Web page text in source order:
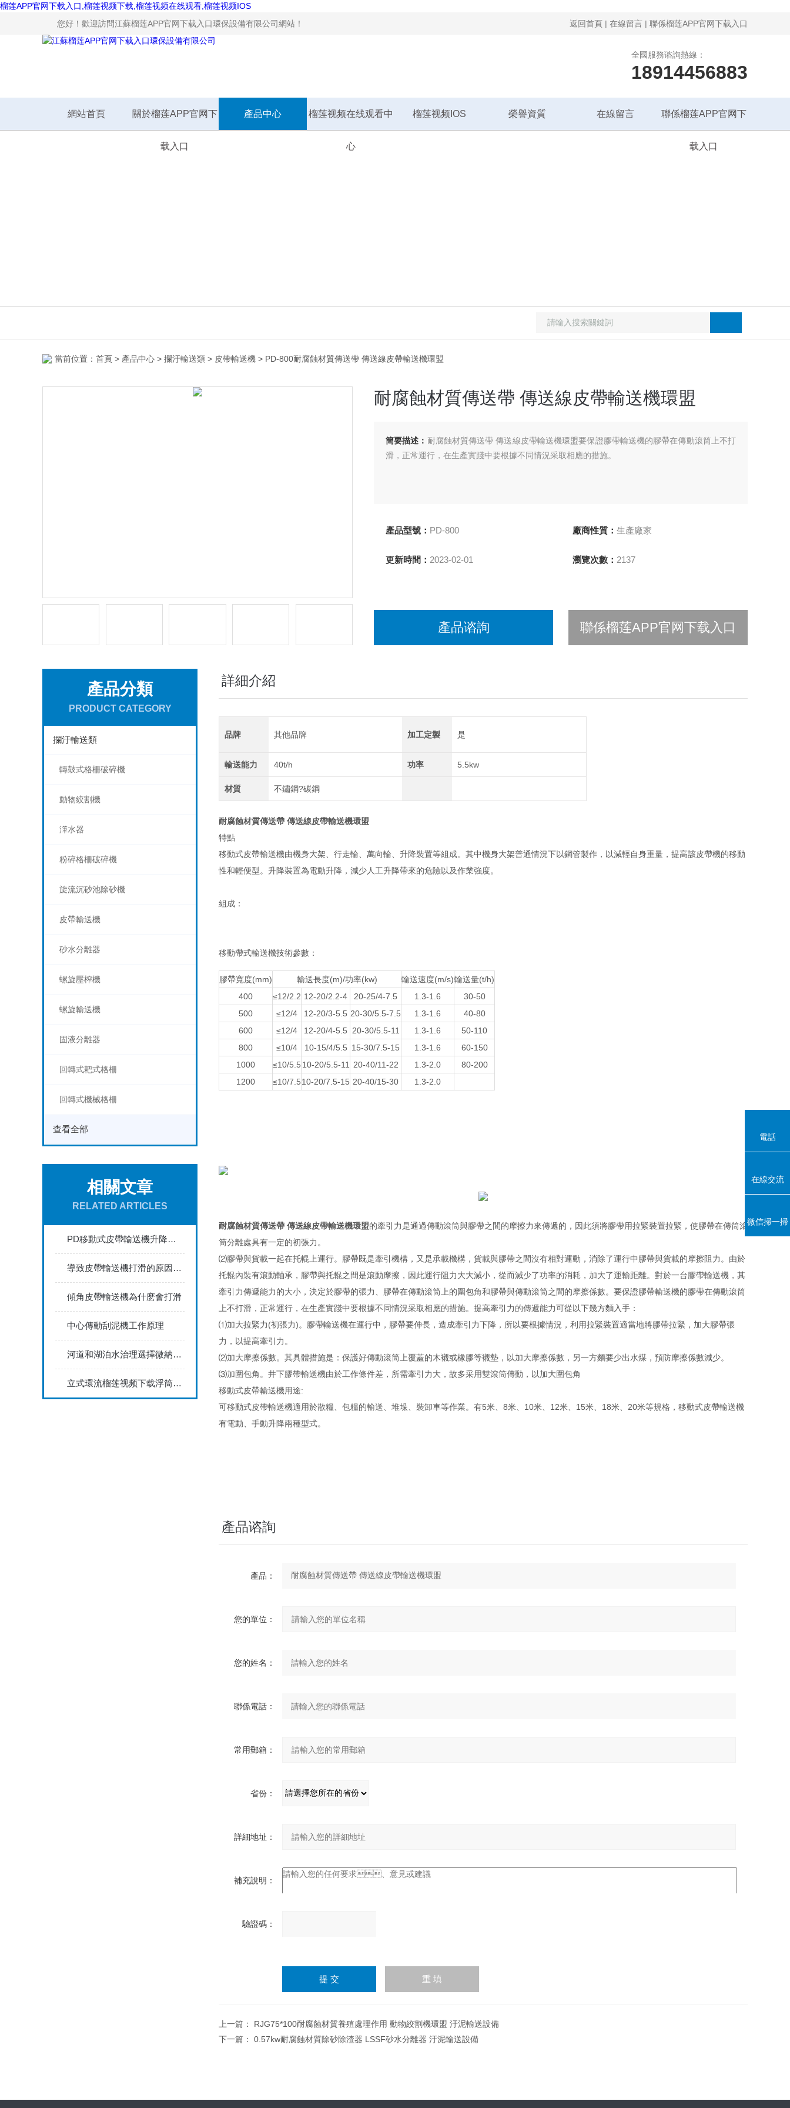
榴莲APP官网下载入口,榴莲视频下载,榴莲视频在线观看,榴莲视频IOS
您好！歡迎訪問江蘇榴莲APP官网下载入口環保設備有限公司網站！
返回首頁 | 在線留言 | 聯係榴莲APP官网下载入口
全國服務谘詢熱線：
18914456883
網站首頁 關於榴莲APP官网下
载入口
產品中心 榴莲视频在线观看中
心
榴莲视频IOS 榮譽資質 在線留言 聯係榴莲APP官网下
载入口
當前位置： 首頁 > 產品中心 > 攔汙輸送類 > 皮帶輸送機 > PD-800耐腐蝕材質傳送帶 傳送線皮帶輸送機環盟
耐腐蝕材質傳送帶 傳送線皮帶輸送機環盟
簡要描述： 耐腐蝕材質傳送帶 傳送線皮帶輸送機環盟要保證膠帶輸送機的膠帶在傳動滾筒上不打
滑，正常運行，在生產實踐中要根據不同情況采取相應的措施。
產品型號： PD-800 廠商性質： 生產廠家
更新時間： 2023-02-01 瀏覽次數： 2137
產品谘詢 聯係榴莲APP官网下载入口
產品分類
PRODUCT CATEGORY
攔汙輸送類
轉鼓式格柵破碎機
動物絞割機
潷水器
粉碎格柵破碎機
旋流沉砂池除砂機
皮帶輸送機
砂水分離器
螺旋壓榨機
螺旋輸送機
固液分離器
回轉式耙式格柵
回轉式機械格柵
查看全部
相關文章
RELATED ARTICLES
PD移動式皮帶輸送機升降裝置的潤滑要點
導致皮帶輸送機打滑的原因及措施
傾角皮帶輸送機為什麽會打滑
中心傳動刮泥機工作原理
河道和湖泊水治理選擇微納米曝氣機的意義？
立式環流榴莲视频下载浮筒式安裝說明
詳細介紹
品牌 其他品牌 加工定製 是
輸送能力 40t/h 功率 5.5kw
材質 不鏽鋼?碳鋼
耐腐蝕材質傳送帶 傳送線皮帶輸送機環盟
特點
移動式皮帶輸送機由機身大架、行走輪、萬向輪、升降裝置等組成。其中機身大架普通情況下以鋼管製作，以減輕自身重量，提高該皮帶機的移動
性和輕便型。升降裝置為電動升降，減少人工升降帶來的危險以及作業強度。
組成：
移動帶式輸送機技術參數 ：
膠帶寬度(mm) 輸送長度(m)/功率(kw) 輸送速度(m/s)輸送量(t/h)
400
≤12/2.2 12-20/2.2-4 20-25/4-7.5 1.3-1.6 30-50
500
≤12/4 12-20/3-5.5 20-30/5.5-7.5 1.3-1.6
40-80
600
≤12/4 12-20/4-5.5 20-30/5.5-11 1.3-1.6 50-110
800
≤10/4 10-15/4/5.5 15-30/7.5-15 1.3-1.6 60-150
1000
≤10/5.5 10-20/5.5-11 20-40/11-22 1.3-2.0 80-200
1200
≤10/7.510-20/7.5-15 20-40/15-30 1.3-2.0
耐腐蝕材質傳送帶 傳送線皮帶輸送機環盟的牽引力是通過傳動滾筒與膠帶之間的摩擦力來傳遞的，因此須將膠帶用拉緊裝置拉緊，使膠帶在傳筒滾
筒分離處具有一定的初張力。
⑵膠帶與貨載一起在托輥上運行。膠帶既是牽引機構，又是承載機構，貨載與膠帶之間沒有相對運動，消除了運行中膠帶與貨載的摩擦阻力。由於
托輥內裝有滾動軸承，膠帶與托輥之間是滾動摩擦，因此運行阻力大大減小，從而減少了功率的消耗，加大了運輸距離。對於一台膠帶輸送機，其
牽引力傳遞能力的大小，決定於膠帶的張力、膠帶在傳動滾筒上的圍包角和膠帶與傳動滾筒之間的摩擦係數。要保證膠帶輸送機的膠帶在傳動滾筒
上不打滑，正常運行，在生產實踐中要根據不同情況采取相應的措施。提高牽引力的傳遞能力可從以下幾方麵入手：
⑴加大拉緊力(初張力)。膠帶輸送機在運行中，膠帶要伸長，造成牽引力下降，所以要根據情況，利用拉緊裝置適當地將膠帶拉緊，加大膠帶張
力，以提高牽引力。
⑵加大摩擦係數。其具體措施是：保護好傳動滾筒上覆蓋的木襯或橡膠等襯墊，以加大摩擦係數，另一方麵要少出水煤，預防摩擦係數減少。
⑶加圍包角。井下膠帶輸送機由於工作條件差，所需牽引力大，故多采用雙滾筒傳動，以加大圍包角
移動式皮帶輸送機用途:
可移動式皮帶輸送機適用於散糧、包糧的輸送、堆垛、裝卸車等作業。有5米、8米、10米、12米、15米、18米、20米等規格，移動式皮帶輸送機
有電動、手動升降兩種型式。
產品谘詢
產品：
您的單位：
您的姓名：
聯係電話：
常用郵箱：
省份：
詳細地址：
補充說明：
驗證碼：
入
計算結果（填寫阿拉伯數
字），如：三加四=7
上一篇： RJG75*100耐腐蝕材質養殖處理作用 動物絞割機環盟 汙泥輸送設備
下一篇： 0.57kw耐腐蝕材質除砂除渣器 LSSF砂水分離器 汙泥輸送設備
電話
在線交流
微信掃一掃